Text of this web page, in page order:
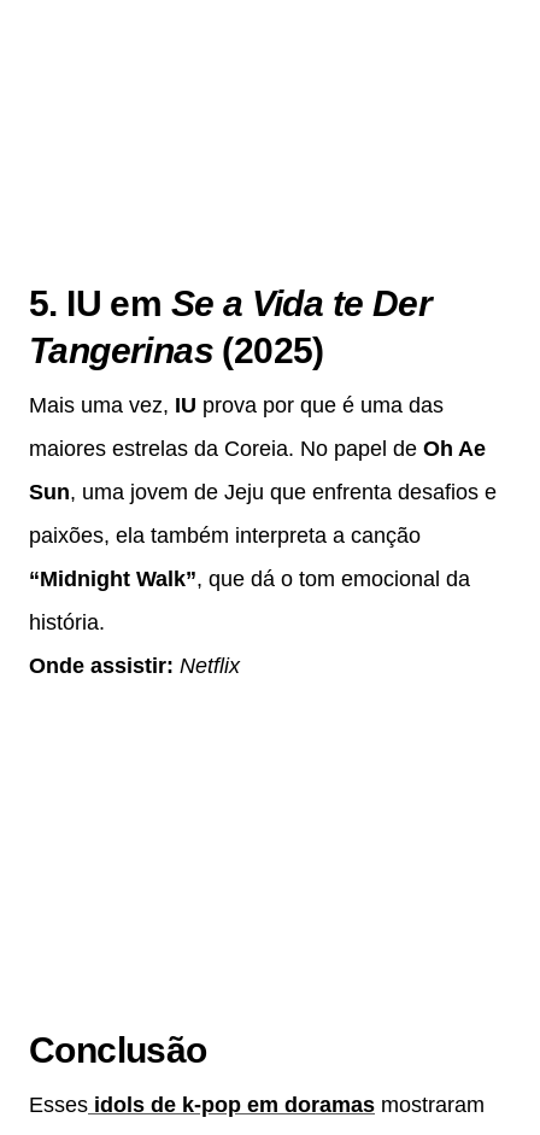
5. IU em Se a Vida te Der
Tangerinas (2025)
Mais uma vez, IU prova por que é uma das
maiores estrelas da Coreia. No papel de Oh Ae
Sun, uma jovem de Jeju que enfrenta desafios e
paixões, ela também interpreta a canção
“Midnight Walk”, que dá o tom emocional da
história.
Onde assistir: Netflix
Conclusão
Esses idols de k-pop em doramas mostraram